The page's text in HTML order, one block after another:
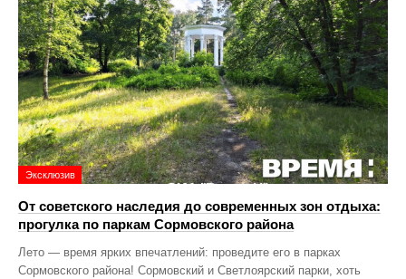
Эксклюзив
От советского наследия до современных зон отдыха:
прогулка по паркам Сормовского района
Лето — время ярких впечатлений: проведите его в парках
Сормовского района! Сормовский и Светлоярский парки, хоть